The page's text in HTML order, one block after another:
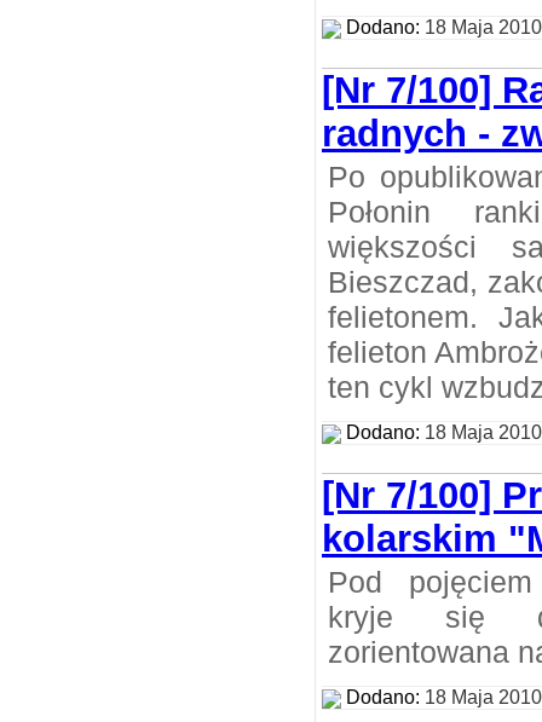
Dodano: 18 Maja 2010
[Nr 7/100]
radnych -
Po
Połonin
większości
Bieszczad,
felietonem.
felieton
ten cykl
Dodano: 18 Maja 2010
[Nr 7/100]
kolarskim
Pod
kryje się
zorientowana
Dodano: 18 Maja 2010